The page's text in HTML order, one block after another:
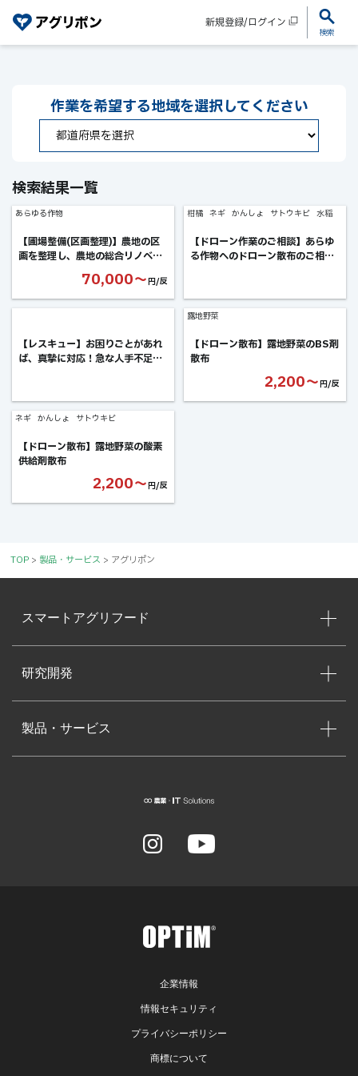
新規登録/ログイン
検索
作業を希望する地域を選択してください
検索結果一覧
あらゆる作物
【圃場整備(区画整理)】農地の区
画を整理し、農地の総合リノベー
ションを実現します。70,000〜円/反
柑橘 ネギ かんしょ サトウキビ 水稲
【ドローン作業のご相談】あらゆ
る作物へのドローン散布のご相
【レスキュー】お困りごとがあれ
ば、真摯に対応！急な人手不足で
露地野菜
【ドローン散布】露地野菜のBS剤
散布
2,200〜円/反
ネギ かんしょ サトウキビ
【ドローン散布】露地野菜の酸素
供給剤散布
2,200〜円/反
TOP > 製品・サービス > アグリポン
スマートアグリフード
研究開発
製品・サービス
企業情報
情報セキュリティ
プライバシーポリシー
商標について